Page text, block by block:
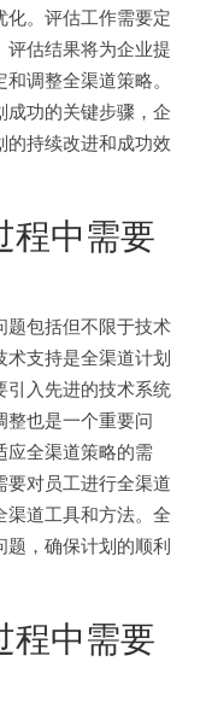
。评估工作需要定
估结果将为企业提
调整全渠道策略。
功的关键步骤，企
的持续改进和成功效
程中需要
题包括但不限于技术
支持是全渠道计划
引入先进的技术系统
整也是一个重要问
应全渠道策略的需
对员工进行全渠道
道工具和方法。全
，确保计划的顺利
程中需要